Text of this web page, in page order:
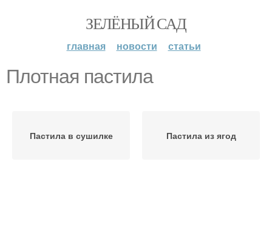
ЗЕЛЁНЫЙ САД
главная новости статьи
Плотная пастила
Пастила в сушилке Пастила из ягод